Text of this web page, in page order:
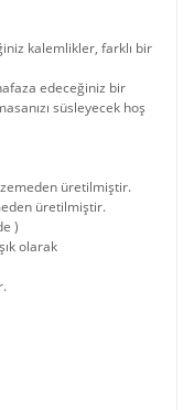
kalemlikler, farklı bir
edeceğiniz bir
süsleyecek hoş
üretilmiştir.
üretilmiştir.
)
olarak